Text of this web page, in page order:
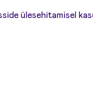
ülesehitamisel